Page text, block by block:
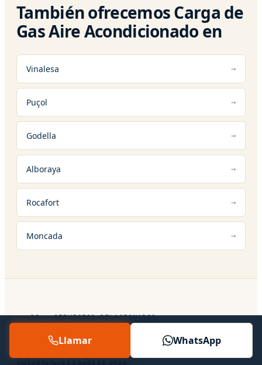
También ofrecemos Carga de
Gas Aire Acondicionado en
Vinalesa
Puçol
Godella
Alboraya
Rocafort
Moncada
12 — SERVICIOS RELACIONADOS
Otros servicios en
Llamar WhatsApp